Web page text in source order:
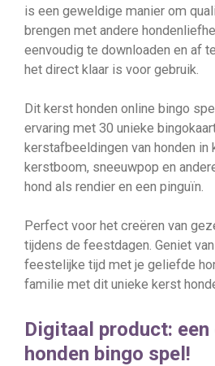
is een geweldige manier om
brengen met andere
eenvoudig te downloaden en af
het direct klaar is voor gebruik.
Dit kerst honden online bingo
ervaring met 30 unieke
kerstafbeeldingen van honden in
kerstboom, sneeuwpop en
hond als rendier en een pinguïn.
Perfect voor het creëren van
tijdens de feestdagen. Geniet
feestelijke tijd met je geliefde
familie met dit unieke kerst
Digitaal product:
honden bingo spel!